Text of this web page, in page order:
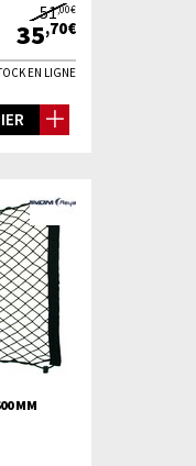
51,00€
35,70€
EN LIGNE
MM